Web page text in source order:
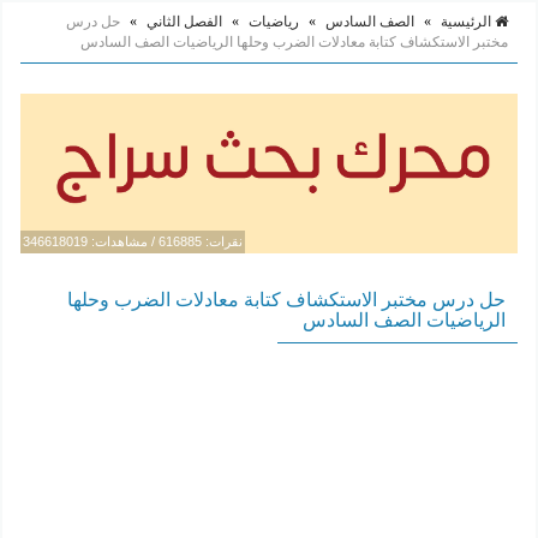
الرئيسية » الصف السادس » رياضيات » الفصل الثاني » حل درس
مختبر الاستكشاف كتابة معادلات الضرب وحلها الرياضيات الصف السادس
نقرات: 616885 / مشاهدات: 346618019
حل درس مختبر الاستكشاف كتابة معادلات الضرب وحلها
الرياضيات الصف السادس